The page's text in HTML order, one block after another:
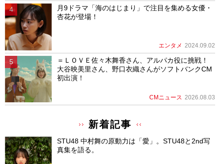
月9ドラマ「海のはじまり」で注目を集める女優・
杏花が登場！
エンタメ 2024.09.02
＝ＬＯＶＥ佐々木舞香さん、アルパカ役に挑戦！
大谷映美里さん、野口衣織さんがソフトバンクCM
初出演！
CMニュース 2026.08.03
新着記事
STU48 中村舞の原動力は「愛」。STU48と2nd写
真集を語る。